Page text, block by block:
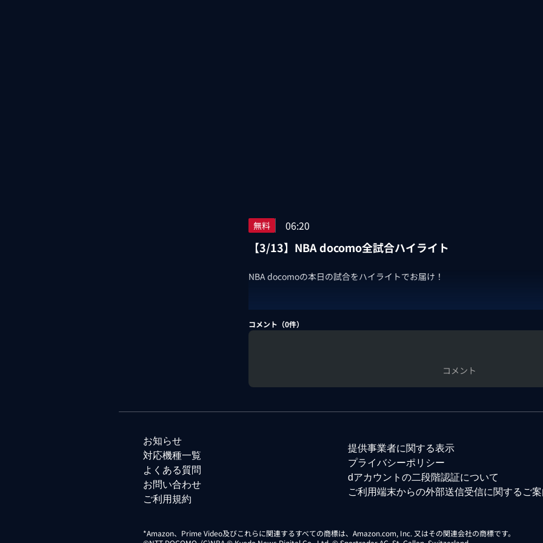
無料 06:20
【3/13】NBA docomo全試合ハイライト
NBA docomoの本日の試合をハイライトでお届け！
コメント（0件）
コメント
お知らせ
対応機種一覧
よくある質問
お問い合わせ
ご利用規約
提供事業者に関する表示
プライバシーポリシー
dアカウントの二段階認証について
ご利用端末からの外部送信受信に関するご案
*Amazon、Prime Video及びこれらに関連するすべての商標は、Amazon.com, Inc. 又はその関連会社の商標です。